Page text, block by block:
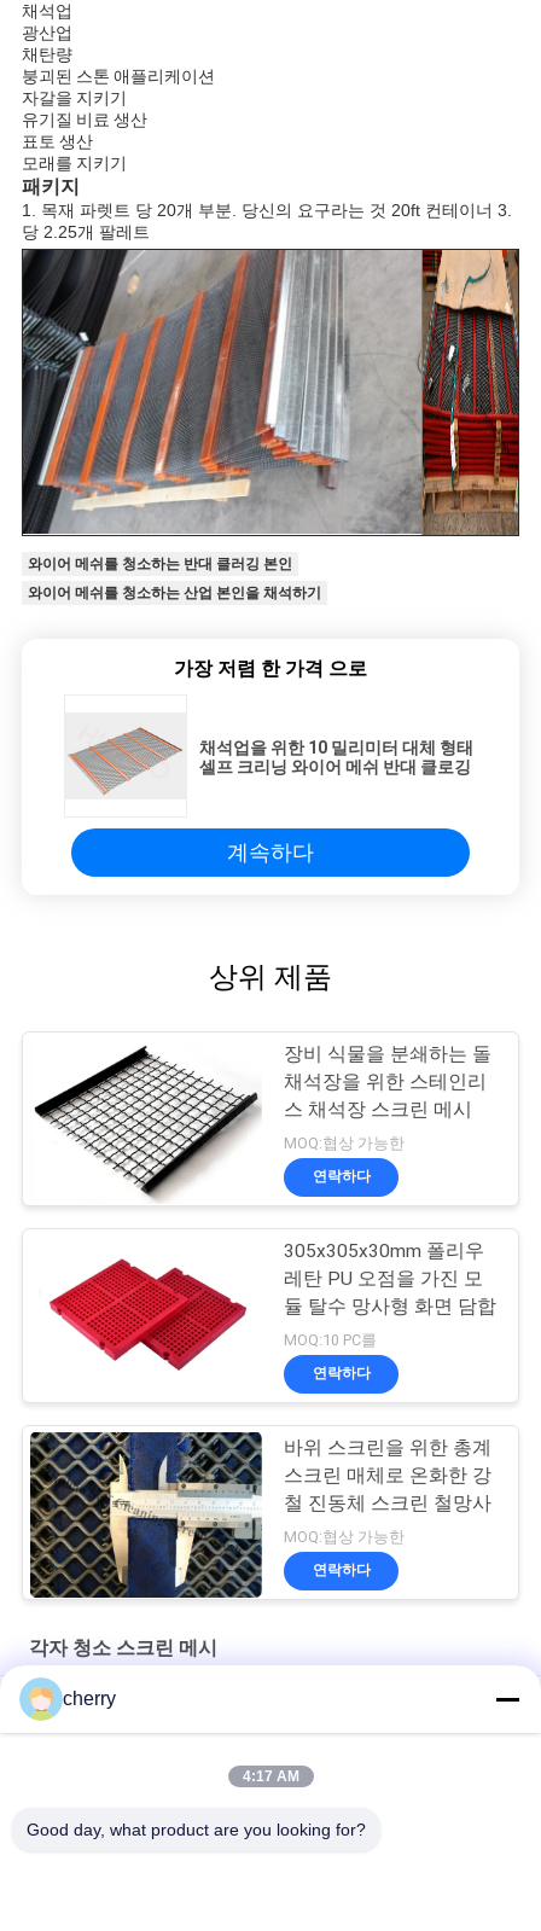
채석업
광산업
채탄량
붕괴된 스톤 애플리케이션
자갈을 지키기
유기질 비료 생산
표토 생산
모래를 지키기
패키지
1. 목재 파렛트 당 20개 부분. 당신의 요구라는 것 20ft 컨테이너 3.
당 2.25개 팔레트
와이어 메쉬를 청소하는 반대 클러깅 본인
와이어 메쉬를 청소하는 산업 본인을 채석하기
가장 저렴 한 가격 으로
채석업을 위한 10 밀리미터 대체 형태
셀프 크리닝 와이어 메쉬 반대 클로깅
계속하다
상위 제품
장비 식물을 분쇄하는 돌
채석장을 위한 스테인리
스 채석장 스크린 메시
MOQ:협상 가능한
연락하다
305x305x30mm 폴리우
레탄 PU 오점을 가진 모
듈 탈수 망사형 화면 담합
MOQ:10 PC를
연락하다
바위 스크린을 위한 총계
스크린 매체로 온화한 강
철 진동체 스크린 철망사
MOQ:협상 가능한
연락하다
각자 청소 스크린 메시
실리카 모래 세척용 셰이커 자갈 채광 진동 스크린
cherry
4:17 AM
Good day, what product are you looking for?